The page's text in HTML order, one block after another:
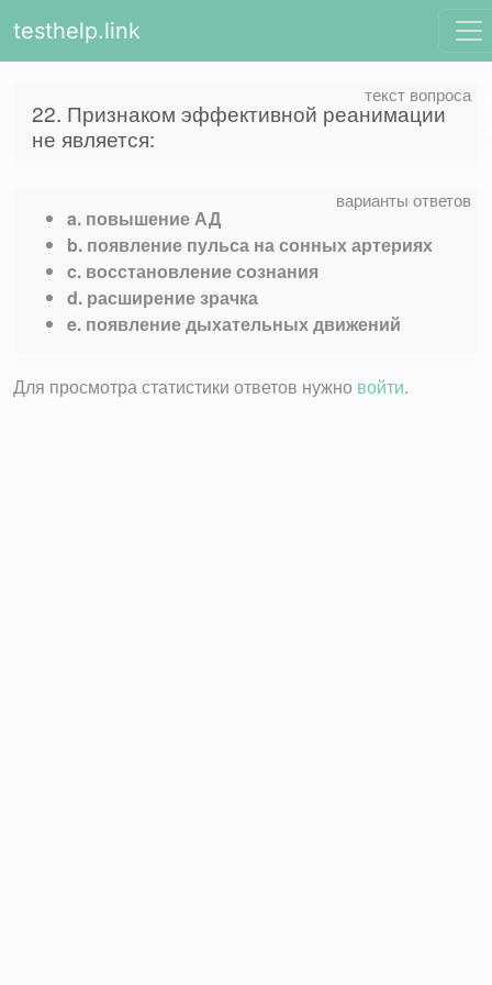
testhelp.link
22. Признаком эффективной реанимации
не является:
a. повышение АД
b. появление пульса на сонных артериях
c. восстановление сознания
d. расширение зрачка
e. появление дыхательных движений
Для просмотра статистики ответов нужно войти.